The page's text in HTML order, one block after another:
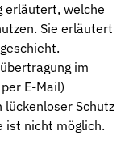
und Rotoren
Feuchtigkeit
verhindert
erläutert, welche
Sie erläutert
im
E-Mail)
lückenloser Schutz
ist nicht möglich.